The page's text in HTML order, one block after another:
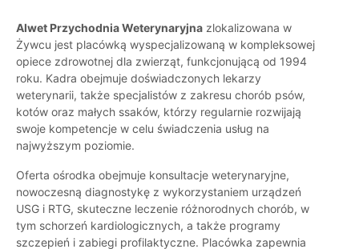
Alwet Przychodnia Weterynaryjna zlokalizowana w
Żywcu jest placówką wyspecjalizowaną w kompleksowej
opiece zdrowotnej dla zwierząt, funkcjonującą od 1994
roku. Kadra obejmuje doświadczonych lekarzy
weterynarii, także specjalistów z zakresu chorób psów,
kotów oraz małych ssaków, którzy regularnie rozwijają
swoje kompetencje w celu świadczenia usług na
najwyższym poziomie.
Oferta ośrodka obejmuje konsultacje weterynaryjne,
nowoczesną diagnostykę z wykorzystaniem urządzeń
USG i RTG, skuteczne leczenie różnorodnych chorób, w
tym schorzeń kardiologicznych, a także programy
szczepień i zabiegi profilaktyczne. Placówka zapewnia